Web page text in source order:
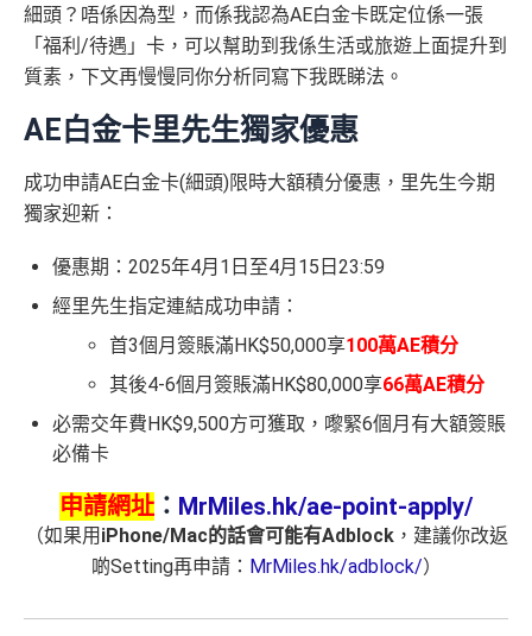
細頭？唔係因為型，而係我認為AE白金卡既定位係一張
「福利/待遇」卡，可以幫助到我係生活或旅遊上面提升到
質素，下文再慢慢同你分析同寫下我既睇法。
AE白金卡里先生獨家優惠
成功申請AE白金卡(細頭)限時大額積分優惠，里先生今期
獨家迎新：
優惠期：2025年4月1日至4月15日23:59
經里先生指定連結成功申請：
首3個月簽賬滿HK$50,000享100萬AE積分
其後4-6個月簽賬滿HK$80,000享66萬AE積分
必需交年費HK$9,500方可獲取，嚟緊6個月有大額簽賬
必備卡
申請網址 ： MrMiles.hk/ae-point-apply/
（如果用 iPhone/Mac的話會可能有Adblock，建議你改返
啲Setting再申請： MrMiles.hk/adblock/）